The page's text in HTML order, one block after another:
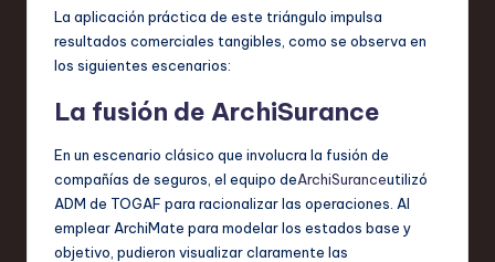
La aplicación práctica de este triángulo impulsa
resultados comerciales tangibles, como se observa en
los siguientes escenarios:
La fusión de ArchiSurance
En un escenario clásico que involucra la fusión de
compañías de seguros, el equipo deArchiSuranceutilizó
ADM de TOGAF para racionalizar las operaciones. Al
emplear ArchiMate para modelar los estados base y
objetivo, pudieron visualizar claramente las